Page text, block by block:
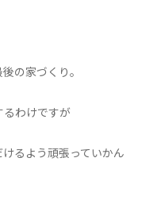
の家づくり。
わけですが
るよう頑張っていかん